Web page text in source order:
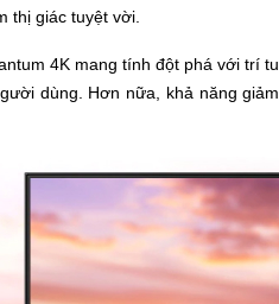
thị giác tuyệt vời.
4K mang tính đột phá với trí
dùng. Hơn nữa, khả năng